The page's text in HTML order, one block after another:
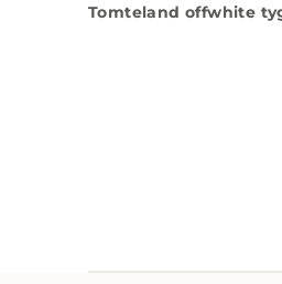
Tomteland offwhite